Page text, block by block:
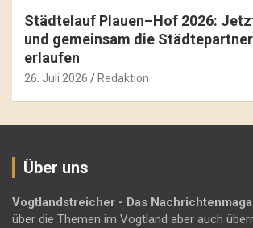
Städtelauf Plauen–Hof 2026:
und gemeinsam die
erlaufen
26. Juli 2026 Redaktion
Über uns
Vogtlandstreicher - Das
über die Themen im Vogtland aber auch